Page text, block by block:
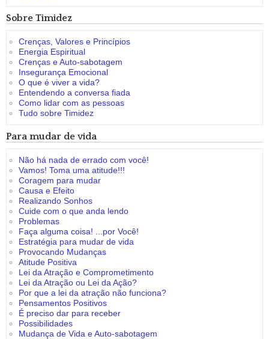
Sobre Timidez
Crenças, Valores e Princípios
Energia Espiritual
Crenças e Auto-sabotagem
Insegurança Emocional
O que é viver a vida?
Entendendo a conversa fiada
Como lidar com as pessoas
Tudo sobre Timidez
Para mudar de vida
Não há nada de errado com você!
Vamos! Toma uma atitude!!!
Coragem para mudar
Causa e Efeito
Realizando Sonhos
Cuide com o que anda lendo
Problemas
Faça alguma coisa! ...por Você!
Estratégia para mudar de vida
Provocando Mudanças
Atitude Positiva
Lei da Atração e Comprometimento
Lei da Atração ou Lei da Ação?
Por que a lei da atração não funciona?
Pensamentos Positivos
É preciso dar para receber
Possibilidades
Mudança de Vida e Auto-sabotagem